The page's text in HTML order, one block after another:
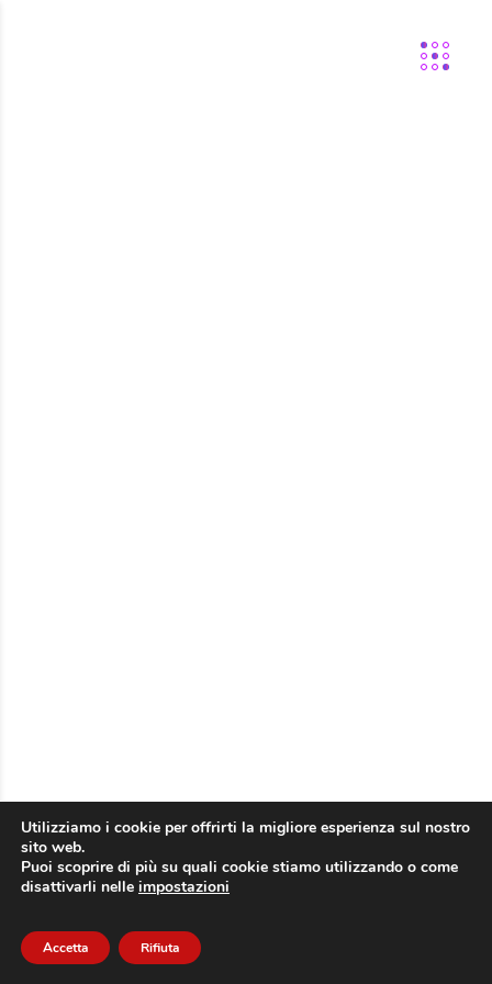
Utilizziamo i cookie per offrirti la migliore esperienza sul nostro
sito web.
Puoi scoprire di più su quali cookie stiamo utilizzando o come
disattivarli nelle impostazioni
Accetta Rifiuta